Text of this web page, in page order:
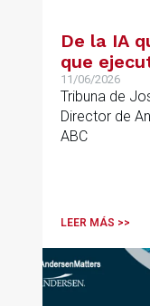
De la IA
que
11/06/2026
Tribuna de
Director de
ABC
LEER MÁS >>